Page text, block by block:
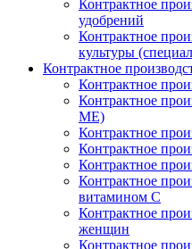
Контрактное
удобрений
Контрактное
культуры
Контрактное
Контрактное
Контрактное
МЕ)
Контрактное
Контрактное
Контрактное
Контрактное
витамином С
Контрактное
женщин
Контрактное